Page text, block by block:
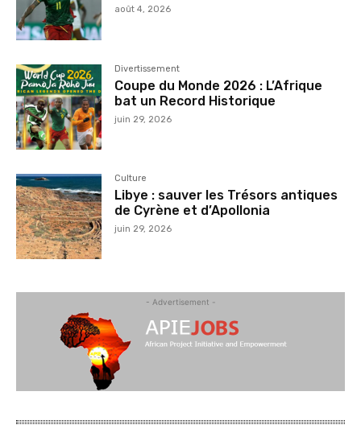
août 4, 2026
Divertissement
Coupe du Monde 2026 : L’Afrique
bat un Record Historique
juin 29, 2026
Culture
Libye : sauver les Trésors antiques
de Cyrène et d’Apollonia
juin 29, 2026
- Advertisement -